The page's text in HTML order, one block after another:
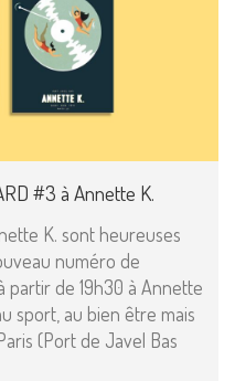
#3 à Annette K.
K. sont heureuses
numéro de
partir de 19h30 à Annette
sport, au bien être mais
(Port de Javel Bas